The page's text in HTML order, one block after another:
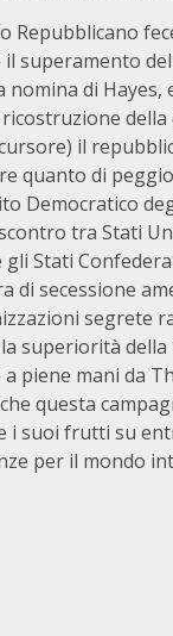
Repubblicano
il superamento
di Hayes,
della
il
quanto di
Democratico
tra Stati
Stati
di secessione
segrete
superiorità della
a piene mani da
questa
i suoi frutti su
per il mondo